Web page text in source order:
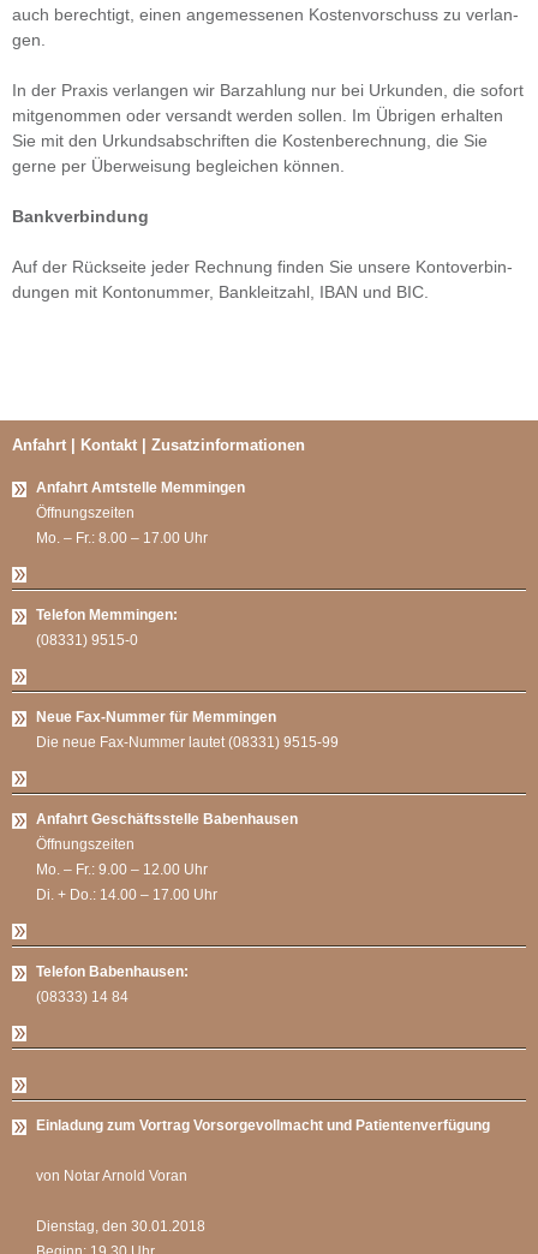
auch berech­tigt, einen ange­mes­se­nen Kos­ten­vor­schuss zu ver­lan­
gen.
In der Pra­xis ver­lan­gen wir Bar­zah­lung nur bei Urkun­den, die sofort
mit­ge­nom­men oder ver­sandt wer­den sol­len. Im Übri­gen erhal­ten
Sie mit den Urkunds­ab­schrif­ten die Kos­ten­be­rech­nung, die Sie
gerne per Über­wei­sung beglei­chen kön­nen.
Bank­ver­bin­dung
Auf der Rück­seite jeder Rech­nung fin­den Sie unsere Kon­to­ver­bin­
dun­gen mit Kon­to­num­mer, Bank­leit­zahl, IBAN und BIC.
Anfahrt | Kontakt | Zusatzinformationen
Anfahrt Amtstelle Memmingen
Öffnungszeiten
Mo. – Fr.: 8.00 – 17.00 Uhr
Telefon Memmingen:
(08331) 9515-0
Neue Fax-Nummer für Memmingen
Die neue Fax-Nummer lautet (08331) 9515-99
Anfahrt Geschäftsstelle Babenhausen
Öffnungszeiten
Mo. – Fr.: 9.00 – 12.00 Uhr
Di. + Do.: 14.00 – 17.00 Uhr
Telefon Babenhausen:
(08333) 14 84
Einladung zum Vortrag Vorsorgevollmacht und Patientenverfügung
von Notar Arnold Voran
Dienstag, den 30.01.2018